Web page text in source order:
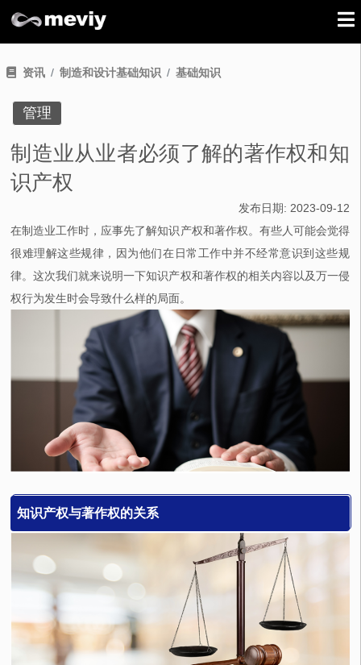
资讯 制造和设计基础知识 基础知识
管理
制造业从业者必须了解的著作权和知
识产权
发布日期: 2023-09-12
在制造业工作时，应事先了解知识产权和著作权。有些人可能会觉得
很难理解这些规律，因为他们在日常工作中并不经常意识到这些规
律。这次我们就来说明一下知识产权和著作权的相关内容以及万一侵
权行为发生时会导致什么样的局面。
知识产权与著作权的关系